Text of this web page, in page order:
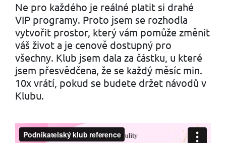
Ne pro každého je reálné platit si drahé
VIP programy. Proto jsem se rozhodla
vytvořit prostor, který vám pomůže změnit
váš život a je cenově dostupný pro
všechny. Klub jsem dala za částku, u které
jsem přesvědčena, že se každý měsíc min.
10x vrátí, pokud se budete držet návodů v
Klubu.